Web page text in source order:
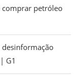
comprar petróleo
desinformação
G1